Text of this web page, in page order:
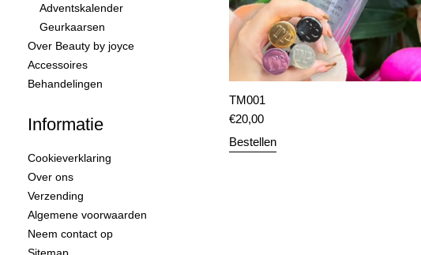
Adventskalender
Geurkaarsen
Over Beauty by joyce
Accessoires
Behandelingen
Informatie
Cookieverklaring
Over ons
Verzending
Algemene voorwaarden
Neem contact op
Sitemap
TM001
€20,00
Bestellen